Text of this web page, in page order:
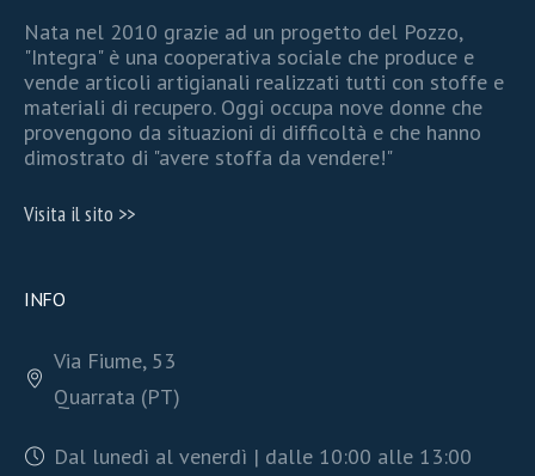
Nata nel 2010 grazie ad un progetto del Pozzo,
"Integra" è una cooperativa sociale che produce e
vende articoli artigianali realizzati tutti con stoffe e
materiali di recupero. Oggi occupa nove donne che
provengono da situazioni di difficoltà e che hanno
dimostrato di "avere stoffa da vendere!"
Visita il sito >>
INFO
Via Fiume, 53
Quarrata (PT)
Dal lunedì al venerdì | dalle 10:00 alle 13:00